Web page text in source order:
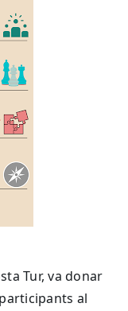
Tur, va donar
al